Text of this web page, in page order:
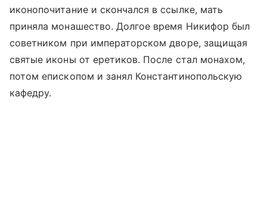
иконопочитание и скончался в ссылке, мать
приняла монашество. Долгое время Никифор был
советником при императорском дворе, защищая
святые иконы от еретиков. После стал монахом,
потом епископом и занял Константинопольскую
кафедру.